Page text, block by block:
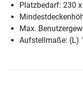
Platzbedarf: 230
Max.
Aufstellmaße: (L)